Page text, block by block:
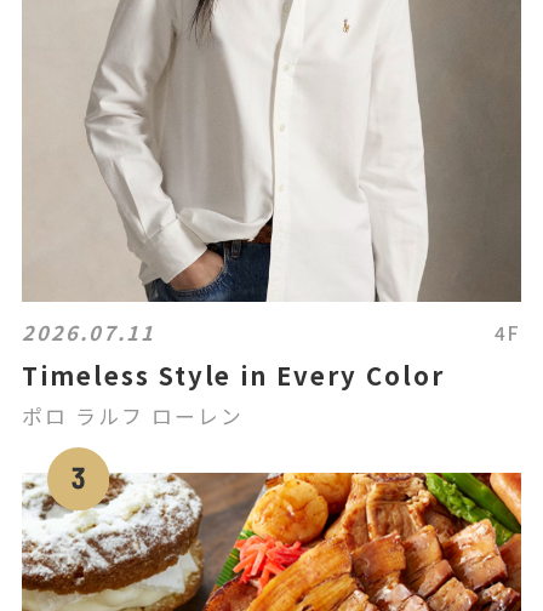
2026.07.11 4F
Timeless Style in Every Color
ポロ ラルフ ローレン